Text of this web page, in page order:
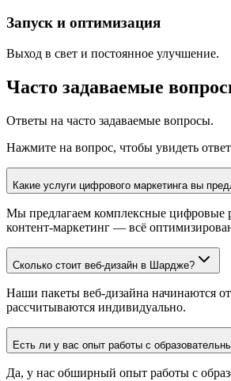
Запуск и оптимизация
Выход в свет и постоянное улучшение.
Часто задаваемые
Ответы на часто задаваемые вопросы.
Нажмите на вопрос, чтобы увидеть
Какие услуги цифрового маркетинга вы
Мы предлагаем комплексные цифровые
контент-маркетинг — всё
Сколько стоит веб-дизайн в Шардже?
Наши пакеты веб-дизайна начинаются
рассчитываются индивидуально.
Есть ли у вас опыт работы с
Да, у нас обширный опыт работы с